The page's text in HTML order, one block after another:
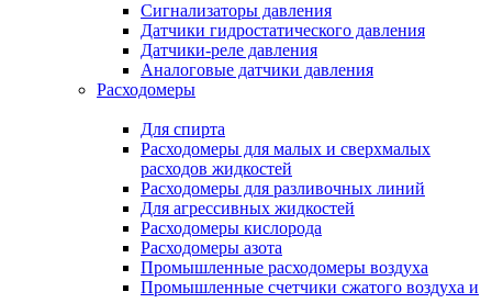
Сигнализаторы давления
Датчики гидростатического давления
Датчики-реле давления
Аналоговые датчики давления
Расходомеры
Для спирта
Расходомеры для малых и сверхмалых
расходов жидкостей
Расходомеры для разливочных линий
Для агрессивных жидкостей
Расходомеры кислорода
Расходомеры азота
Промышленные расходомеры воздуха
Промышленные счетчики сжатого воздуха и